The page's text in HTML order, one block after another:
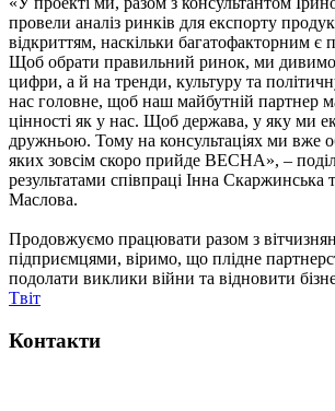
провели аналіз ринків для експорту
відкриттям, наскільки багатофакторним є
Щоб обрати правильний ринок, ми
цифри, а й на тренди, культуру та
нас головне, щоб наш майбутній партнер
цінності як у нас. Щоб держава, у яку ми
дружньою. Тому на консультаціях ми вже
яких зовсім скоро прийде ВЕСНА», –
результатами співпраці Інна Скаржинська
Маслова.
Продовжуємо працювати разом з
підприємцями, віримо, що плідне
подолати виклики війни та відновити
Tвіт
Контакти